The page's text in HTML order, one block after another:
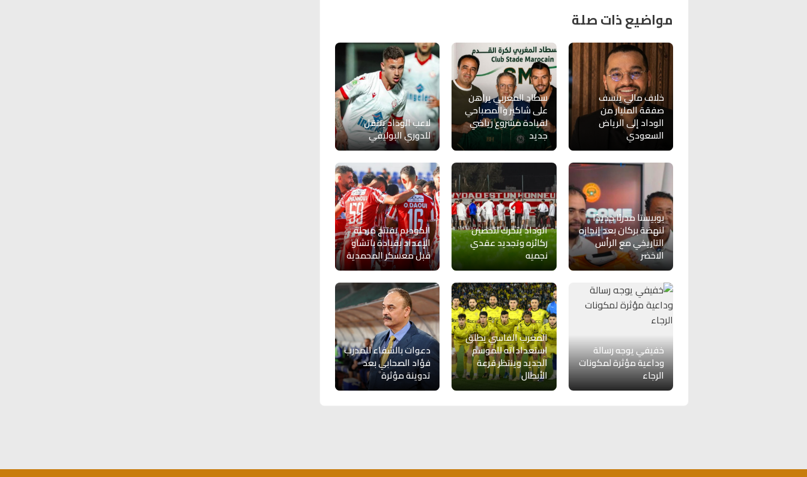
مواضيع ذات صلة
خلاف مالي ينسف
صفقة المليار من
الوداد إلى الرياض
السعودي
سطاد المغربي يراهن
على شاكير والمصباحي
لقيادة مشروع رياضي
جديد
لاعب الوداد ينتقل
للدوري البوليفي
بوبيستا مدربًا جديدًا
لنهضة بركان بعد إنجازه
التاريخي مع الرأس
الاخضر
الوداد يتحرك لتحصين
ركائزه وتجديد عقدي
نجميه
الكوديم يفتتح مرحلة
الإعداد بقيادة باتشاو
قبل معسكر المحمدية
خفيفي يوجه رسالة
وداعية مؤثرة لمكونات
الرجاء
المغرب الفاسي يطلق
استعداداته للموسم
الجديد وينتظر قرعة
الأبطال
دعوات بالشفاء للمدرب
فؤاد الصحابي بعد
تدوينة مؤثرة